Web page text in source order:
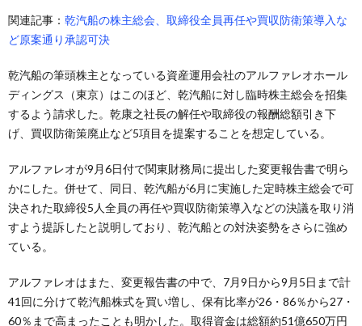
関連記事： 乾汽船の株主総会、取締役全員再任や買収防衛策導入な
ど原案通り承認可決
乾汽船の筆頭株主となっている資産運用会社のアルファレオホール
ディングス（東京）はこのほど、乾汽船に対し臨時株主総会を招集
するよう請求した。乾康之社長の解任や取締役の報酬総額引き下
げ、買収防衛策廃止など5項目を提案することを想定している。
アルファレオが9月6日付で関東財務局に提出した変更報告書で明ら
かにした。併せて、同日、乾汽船が6月に実施した定時株主総会で可
決された取締役5人全員の再任や買収防衛策導入などの決議を取り消
すよう提訴したと説明しており、乾汽船との対決姿勢をさらに強め
ている。
アルファレオはまた、変更報告書の中で、7月9日から9月5日まで計
41回に分けて乾汽船株式を買い増し、保有比率が26・86％から27・
60％まで高まったことも明かした。取得資金は総額約51億650万円